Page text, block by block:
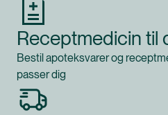
Receptmedicin til
Bestil apoteksvarer og
passer dig